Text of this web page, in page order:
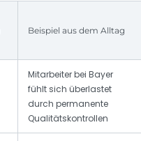
Beispiel aus dem Alltag
Mitarbeiter bei Bayer
fühlt sich überlastet
durch permanente
Qualitätskontrollen